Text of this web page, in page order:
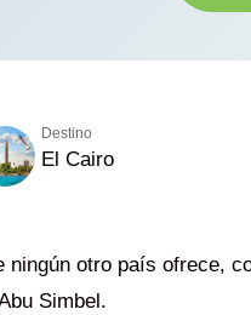
Destino
El Cairo
otro país ofrece,
Simbel.